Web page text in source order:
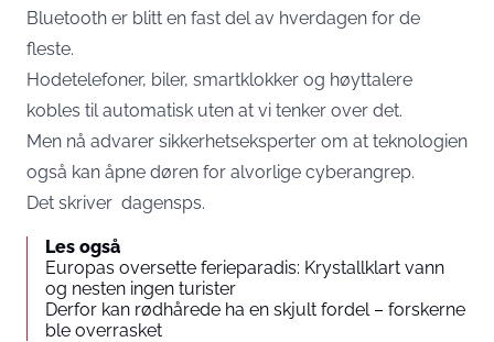
Bluetooth er blitt en fast del av hverdagen for de
fleste.
Hodetelefoner, biler, smartklokker og høyttalere
kobles til automatisk uten at vi tenker over det.
Men nå advarer sikkerhetseksperter om at teknologien
også kan åpne døren for alvorlige cyberangrep.
Det skriver dagensps.
Les også
Europas oversette ferieparadis: Krystallklart vann
og nesten ingen turister
Derfor kan rødhårede ha en skjult fordel – forskerne
ble overrasket